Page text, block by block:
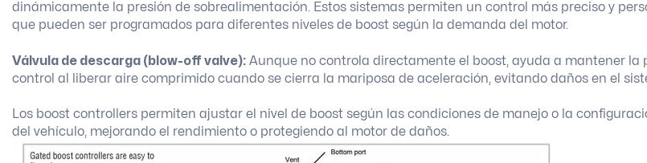
dinámicamente la presión de sobrealimentación. Estos sistemas permiten un control más preciso y
que pueden ser programados para diferentes niveles de boost según la demanda del motor.
Válvula de descarga (blow-off valve): Aunque no controla directamente el boost, ayuda a mantener la
control al liberar aire comprimido cuando se cierra la mariposa de aceleración, evitando daños en el
Los boost controllers permiten ajustar el nivel de boost según las condiciones de manejo o la
del vehículo, mejorando el rendimiento o protegiendo al motor de daños.